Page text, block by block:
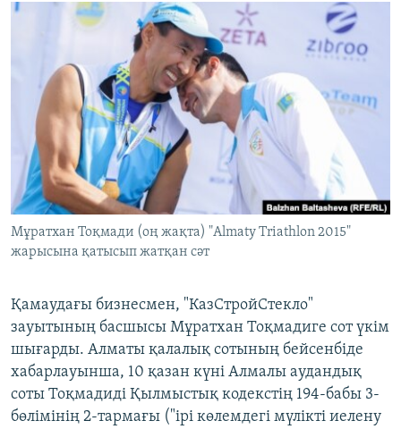
SkipӘЛЕУМЕТ
АРНАЙЫ ЖОБАЛАР
Русский
ЖАЗЫЛЫҢЫЗ
Басқа тілдерде
Мұратхан Тоқмади (оң жақта) "Almaty Triathlon 2015"
жарысына қатысып жатқан сәт
Қамаудағы бизнесмен, "КазСтройСтекло"
зауытының басшысы Мұратхан Тоқмадиге сот үкім
шығарды. Алматы қалалық сотының бейсенбіде
хабарлауынша, 10 қазан күні Алмалы аудандық
соты Тоқмадиді Қылмыстық кодекстің 194-бабы 3-
бөлімінің 2-тармағы ("ірі көлемдегі мүлікті иелену